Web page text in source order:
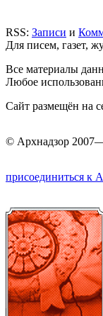
RSS: Записи и
Для писем, газет,
Все материалы
Любое
Сайт размещён на
© Архнадзор
присоединиться